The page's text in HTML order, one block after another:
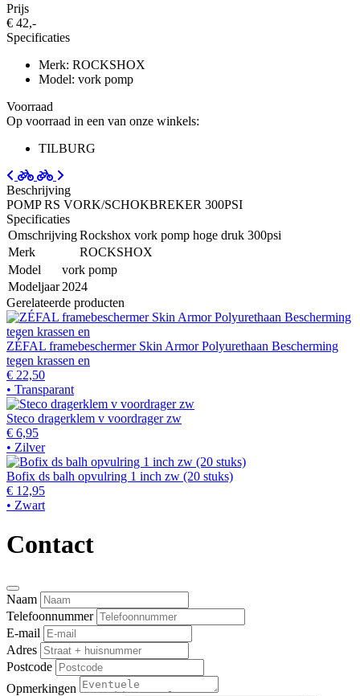
Prijs
€ 42,-
Specificaties
Merk: ROCKSHOX
Model: vork pomp
Voorraad
Op voorraad in een van onze winkels:
TILBURG
Beschrijving
POMP RS VORK/SCHOKBREKER 300PSI
Specificaties
OmschrijvingRockshox vork pomp hoge druk 300psi
Merk
ROCKSHOX
Model
vork pomp
Modeljaar 2024
Gerelateerde producten
ZÉFAL framebeschermer Skin Armor Polyurethaan Bescherming
tegen krassen en
€ 22,50
• Transparant
Steco dragerklem v voordrager zw
€ 6,95
• Zilver
Bofix ds balh opvulring 1 inch zw (20 stuks)
€ 12,95
• Zwart
Contact
Naam
Telefoonnummer
E-mail
Adres
Postcode
Opmerkingen